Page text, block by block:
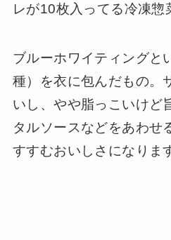
レが10枚入ってる冷凍惣
ブルーホワイティングと
種）を衣に包んだもの。
いし、やや脂っこいけど
タルソースなどをあわせ
すすむおいしさになりま